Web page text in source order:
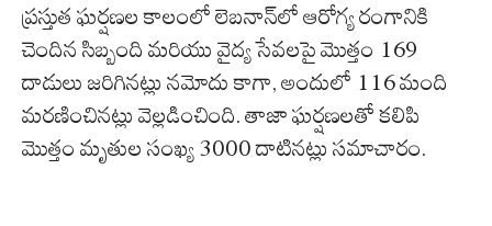
ప్రస్తుత ఘర్షణల కాలంలో లెబనాన్‌లో ఆరోగ్య రంగానికి
చెందిన సిబ్బంది మరియు వైద్య సేవలపై మొత్తం 169
దాడులు జరిగినట్లు నమోదు కాగా, అందులో 116 మంది
మరణించినట్లు వెల్లడించింది. తాజా ఘర్షణలతో కలిపి
మొత్తం మృతుల సంఖ్య 3000 దాటినట్లు సమాచారం.